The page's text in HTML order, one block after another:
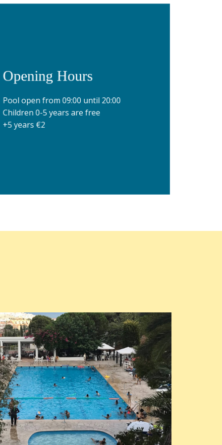
Opening Hours
Pool open from 09:00 until 20:00
Children 0-5 years are free
+5 years €2